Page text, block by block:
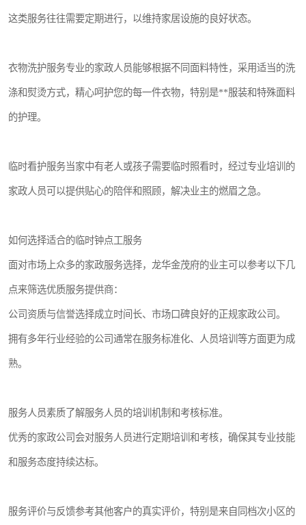
这类服务往往需要定期进行，以维持家居设施的良好状态。
衣物洗护服务专业的家政人员能够根据不同面料特性，采用适当的洗
涤和熨烫方式，精心呵护您的每一件衣物，特别是**服装和特殊面料
的护理。
临时看护服务当家中有老人或孩子需要临时照看时，经过专业培训的
家政人员可以提供贴心的陪伴和照顾，解决业主的燃眉之急。
如何选择适合的临时钟点工服务
面对市场上众多的家政服务选择，龙华金茂府的业主可以参考以下几
点来筛选优质服务提供商：
公司资质与信誉选择成立时间长、市场口碑良好的正规家政公司。
拥有多年行业经验的公司通常在服务标准化、人员培训等方面更为成
熟。
服务人员素质了解服务人员的培训机制和考核标准。
优秀的家政公司会对服务人员进行定期培训和考核，确保其专业技能
和服务态度持续达标。
服务评价与反馈参考其他客户的真实评价，特别是来自同档次小区的